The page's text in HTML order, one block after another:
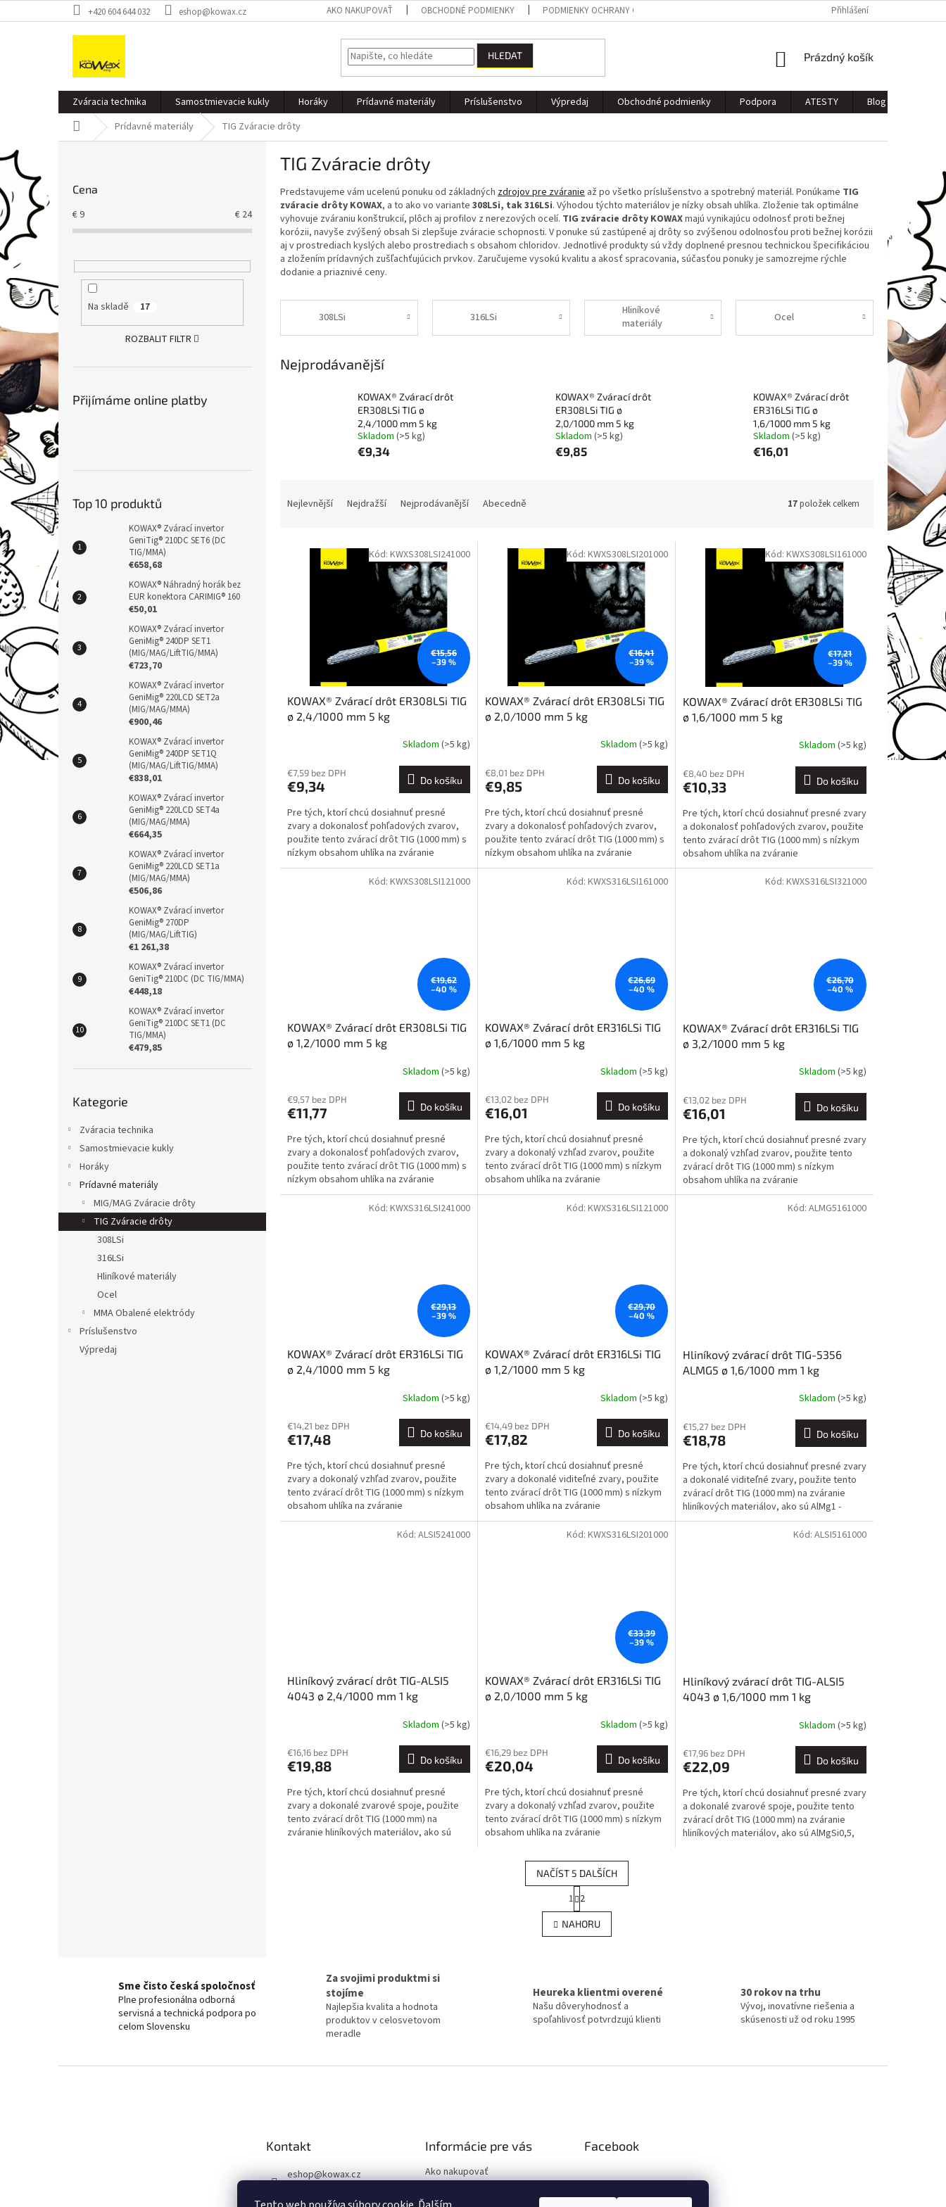
na
+420 604 644 032 eshop@kowax.cz AKO NAKUPOVAŤ OBCHODNÉ PODMIENKY PODMIENKY OCHRANY OSOBNÝCH ÚDAJOV Přihlášení
HLEDAT
NÁKUPNÍ
Prázdný košík
Zváracia technika Samostmievacie kukly Horáky Prídavné materiály Príslušenstvo Výpredaj Obchodné podmienky Podpora ATESTY Blog
Domů Prídavné materiály TIG Zváracie drôty
p
a
n
e
l
Cena
€9 € 24
Na skladě 17
ROZBALIT FILTR
Přijímáme online platby
Top 10 produktů
KOWAX® Zvárací invertor
GeniTig® 210DC SET6 (DC
TIG/MMA)
€658,68
KOWAX® Náhradný horák bez
EUR konektora CARIMIG® 160
€50,01
KOWAX® Zvárací invertor
GeniMig® 240DP SET1
(MIG/MAG/LiftTIG/MMA)
€723,70
KOWAX® Zvárací invertor
GeniMig® 220LCD SET2a
(MIG/MAG/MMA)
€900,46
KOWAX® Zvárací invertor
GeniMig® 240DP SET1Q
(MIG/MAG/LiftTIG/MMA)
€838,01
KOWAX® Zvárací invertor
GeniMig® 220LCD SET4a
(MIG/MAG/MMA)
€664,35
KOWAX® Zvárací invertor
GeniMig® 220LCD SET1a
(MIG/MAG/MMA)
€506,86
KOWAX® Zvárací invertor
GeniMig® 270DP
(MIG/MAG/LiftTIG)
€1 261,38
KOWAX® Zvárací invertor
GeniTig® 210DC (DC TIG/MMA)
€448,18
KOWAX® Zvárací invertor
GeniTig® 210DC SET1 (DC
TIG/MMA)
€479,85
kategorie
Kategorie
Zváracia technika
Samostmievacie kukly
Horáky
Prídavné materiály
MIG/MAG Zváracie drôty
TIG Zváracie drôty
308LSi
316LSi
Hliníkové materiály
Ocel
MMA Obalené elektródy
Príslušenstvo
Výpredaj
TIG Zváracie drôty
Predstavujeme vám ucelenú ponuku od základných zdrojov pre zváranie až po všetko príslušenstvo a spotrebný materiál. Ponúkame TIG
zváracie drôty KOWAX, a to ako vo variante 308LSi, tak 316LSi. Výhodou týchto materiálov je nízky obsah uhlíka. Zloženie tak optimálne
vyhovuje zváraniu konštrukcií, plôch aj profilov z nerezových ocelí. TIG zváracie drôty KOWAXmajú vynikajúcu odolnosť proti bežnej
korózii, navyše zvýšený obsah Si zlepšuje zváracie schopnosti. V ponuke sú zastúpené aj drôty so zvýšenou odolnosťou proti bežnej korózii
aj v prostrediach kyslých alebo prostrediach s obsahom chloridov. Jednotlivé produkty sú vždy doplnené presnou technickou špecifikáciou
a zložením prídavných zušľachťujúcich prvkov. Zaručujeme vysokú kvalitu a akosť spracovania, súčasťou ponuky je samozrejme rýchle
dodanie a priaznivé ceny.
308LSi 316LSi
Hliníkové
materiály
Ocel
Nejprodávanější
KOWAX® Zvárací drôt
ER308LSi TIG ø
2,4/1000 mm 5 kg
Skladom (>5 kg)
€9,34
KOWAX® Zvárací drôt
ER308LSi TIG ø
2,0/1000 mm 5 kg
Skladom (>5 kg)
€9,85
KOWAX® Zvárací drôt
ER316LSi TIG ø
1,6/1000 mm 5 kg
Skladom (>5 kg)
€16,01
Nejlevnější Nejdražší Nejprodávanější Abecedně 17položek celkem
€15,56
–39 %
KOWAX® Zvárací drôt ER308LSi TIG
ø 2,4/1000 mm 5 kg
Skladom (>5 kg)
€7,59 bez DPH
€9,34 Do košíku
Pre tých, ktorí chcú dosiahnuť presné
zvary a dokonalosť pohľadových zvarov,
použite tento zvárací drôt TIG (1000 mm) s
nízkym obsahom uhlíka na zváranie
nehrdzavejúcich ocelí...
Kód: KWXS308LSI241000
€16,41
–39 %
KOWAX® Zvárací drôt ER308LSi TIG
ø 2,0/1000 mm 5 kg
Skladom (>5 kg)
€8,01 bez DPH
€9,85 Do košíku
Pre tých, ktorí chcú dosiahnuť presné
zvary a dokonalosť pohľadových zvarov,
použite tento zvárací drôt TIG (1000 mm) s
nízkym obsahom uhlíka na zváranie
nehrdzavejúcich ocelí...
Kód: KWXS308LSI201000
€17,21
–39 %
KOWAX® Zvárací drôt ER308LSi TIG
ø 1,6/1000 mm 5 kg
Skladom (>5 kg)
€8,40 bez DPH
€10,33 Do košíku
Pre tých, ktorí chcú dosiahnuť presné zvary
a dokonalosť pohľadových zvarov, použite
tento zvárací drôt TIG (1000 mm) s nízkym
obsahom uhlíka na zváranie
nehrdzavejúcich ocelí...
Kód: KWXS308LSI161000
€19,62
–40 %
KOWAX® Zvárací drôt ER308LSi TIG
ø 1,2/1000 mm 5 kg
Skladom (>5 kg)
€9,57 bez DPH
€11,77 Do košíku
Pre tých, ktorí chcú dosiahnuť presné
zvary a dokonalosť pohľadových zvarov,
použite tento zvárací drôt TIG (1000 mm) s
nízkym obsahom uhlíka na zváranie
nehrdzavejúcich ocelí...
Kód: KWXS308LSI121000
€26,69
–40 %
KOWAX® Zvárací drôt ER316LSi TIG
ø 1,6/1000 mm 5 kg
Skladom (>5 kg)
€13,02 bez DPH
€16,01 Do košíku
Pre tých, ktorí chcú dosiahnuť presné
zvary a dokonalý vzhľad zvarov, použite
tento zvárací drôt TIG (1000 mm) s nízkym
obsahom uhlíka na zváranie
nehrdzavejúcich ocelí typu...
Kód: KWXS316LSI161000
€26,70
–40 %
KOWAX® Zvárací drôt ER316LSi TIG
ø 3,2/1000 mm 5 kg
Skladom (>5 kg)
€13,02 bez DPH
€16,01 Do košíku
Pre tých, ktorí chcú dosiahnuť presné zvary
a dokonalý vzhľad zvarov, použite tento
zvárací drôt TIG (1000 mm) s nízkym
obsahom uhlíka na zváranie
nehrdzavejúcich ocelí typu...
Kód: KWXS316LSI321000
€29,13
–39 %
KOWAX® Zvárací drôt ER316LSi TIG
ø 2,4/1000 mm 5 kg
Skladom (>5 kg)
€14,21 bez DPH
€17,48 Do košíku
Pre tých, ktorí chcú dosiahnuť presné
zvary a dokonalý vzhľad zvarov, použite
tento zvárací drôt TIG (1000 mm) s nízkym
obsahom uhlíka na zváranie
nehrdzavejúcich ocelí typu...
Kód: KWXS316LSI241000
€29,70
–40 %
KOWAX® Zvárací drôt ER316LSi TIG
ø 1,2/1000 mm 5 kg
Skladom (>5 kg)
€14,49 bez DPH
€17,82 Do košíku
Pre tých, ktorí chcú dosiahnuť presné
zvary a dokonalé viditeľné zvary, použite
tento zvárací drôt TIG (1000 mm) s nízkym
obsahom uhlíka na zváranie
nehrdzavejúcich ocelí typu...
Kód: KWXS316LSI121000
Hliníkový zvárací drôt TIG-5356
ALMG5 ø 1,6/1000 mm 1 kg
Skladom (>5 kg)
€15,27 bez DPH
€18,78 Do košíku
Pre tých, ktorí chcú dosiahnuť presné zvary
a dokonalé viditeľné zvary, použite tento
zvárací drôt TIG (1000 mm) na zváranie
hliníkových materiálov, ako sú AlMg1 -
AlMg5,...
Kód: ALMG5161000
Hliníkový zvárací drôt TIG-ALSI5
4043 ø 2,4/1000 mm 1 kg
Skladom (>5 kg)
€16,16 bez DPH
€19,88 Do košíku
Pre tých, ktorí chcú dosiahnuť presné
zvary a dokonalé zvarové spoje, použite
tento zvárací drôt TIG (1000 mm) na
zváranie hliníkových materiálov, ako sú
Kód: ALSI5241000
€33,39
–39 %
KOWAX® Zvárací drôt ER316LSi TIG
ø 2,0/1000 mm 5 kg
Skladom (>5 kg)
€16,29 bez DPH
€20,04 Do košíku
Pre tých, ktorí chcú dosiahnuť presné
zvary a dokonalý vzhľad zvarov, použite
tento zvárací drôt TIG (1000 mm) s nízkym
obsahom uhlíka na zváranie
Kód: KWXS316LSI201000
Hliníkový zvárací drôt TIG-ALSI5
4043 ø 1,6/1000 mm 1 kg
Skladom (>5 kg)
€17,96 bez DPH
€22,09 Do košíku
Pre tých, ktorí chcú dosiahnuť presné zvary
a dokonalé zvarové spoje, použite tento
zvárací drôt TIG (1000 mm) na zváranie
hliníkových materiálov, ako sú AlMgSi0,5,
Kód: ALSI5161000
O
v
l
c
í
p
r
y
NAČÍST 5 DALŠÍCH
t
r
á
n
á
n
í
1 2
NAHORU
Sme čisto česká spoločnosť
Plne profesionálna odborná
servisná a technická podpora po
celom Slovensku
Za svojimi produktmi si
stojíme
Najlepšia kvalita a hodnota
produktov v celosvetovom
meradle
Heureka klientmi overené
Našu dôveryhodnosť a
spoľahlivosť potvrdzujú klienti
30 rokov na trhu
Vývoj, inovatívne riešenia a
skúsenosti už od roku 1995
Kontakt
eshop@kowax.cz
Informácie pre vás
Ako nakupovať
Facebook